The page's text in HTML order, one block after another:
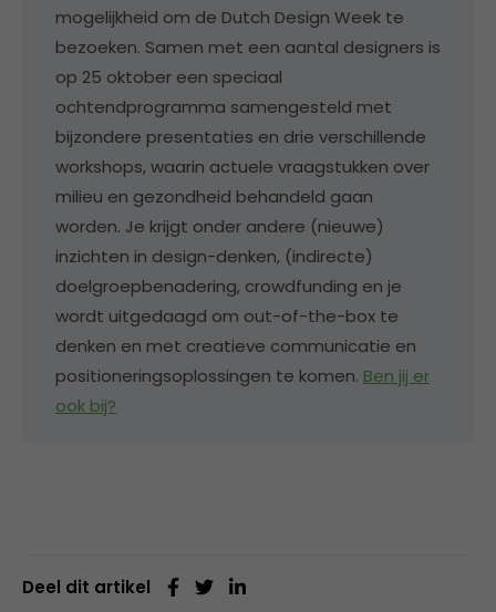
mogelijkheid om de Dutch Design Week te
bezoeken. Samen met een aantal designers is
op 25 oktober een speciaal
ochtendprogramma samengesteld met
bijzondere presentaties en drie verschillende
workshops, waarin actuele vraagstukken over
milieu en gezondheid behandeld gaan
worden. Je krijgt onder andere (nieuwe)
inzichten in design-denken, (indirecte)
doelgroepbenadering, crowdfunding en je
wordt uitgedaagd om out-of-the-box te
denken en met creatieve communicatie en
positioneringsoplossingen te komen. Ben jij er
ook bij?
Deel dit artikel